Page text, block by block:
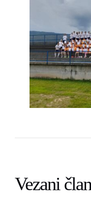
Vezani